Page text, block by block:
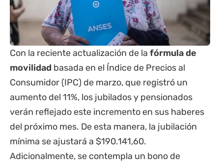
Con la reciente actualización de la fórmula de
movilidad basada en el Índice de Precios al
Consumidor (IPC) de marzo, que registró un
aumento del 11%, los jubilados y pensionados
verán reflejado este incremento en sus haberes
del próximo mes. De esta manera, la jubilación
mínima se ajustará a $190.141,60.
Adicionalmente, se contempla un bono de